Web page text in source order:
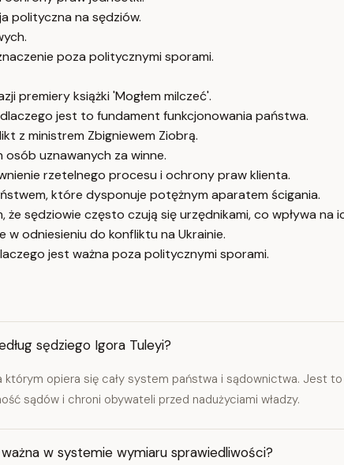
polityczna na sędziów.
poza politycznymi sporami.
premiery książki 'Mogłem milczeć'.
jest to fundament funkcjonowania państwa.
z ministrem Zbigniewem Ziobrą.
uznawanych za winne.
rzetelnego procesu i ochrony praw klienta.
które dysponuje potężnym aparatem ścigania.
sędziowie często czują się urzędnikami, co wpływa na
odniesieniu do konfliktu na Ukrainie.
jest ważna poza politycznymi sporami.
sędziego Igora Tuleyi?
którym opiera się cały system państwa i sądownictwa. Jest to
sądów i chroni obywateli przed nadużyciami władzy.
w systemie wymiaru sprawiedliwości?